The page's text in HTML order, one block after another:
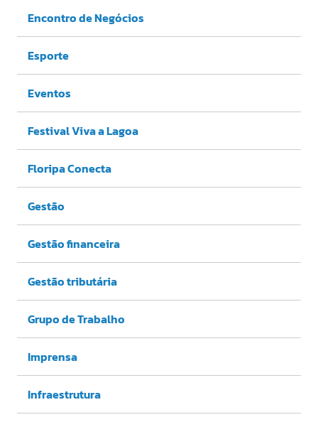
Encontro de Negócios
Esporte
Eventos
Festival Viva a Lagoa
Floripa Conecta
Gestão
Gestão financeira
Gestão tributária
Grupo de Trabalho
Imprensa
Infraestrutura